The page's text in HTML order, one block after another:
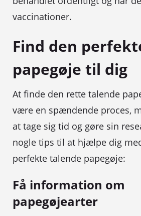
vaccinationer.
Find den
papegøje til dig
At finde den rette talende
være en spændende proces,
at tage sig tid og gøre sin
nogle tips til at hjælpe dig
perfekte talende papegøje:
Få information om
papegøjearter